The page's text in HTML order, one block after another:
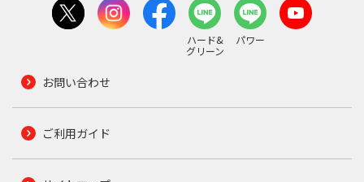
ハード&
グリーン
パワー
お問い合わせ
ご利用ガイド